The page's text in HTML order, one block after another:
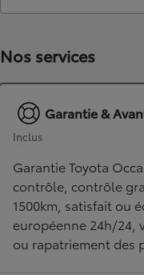
Nos services
Garantie &
Inclus
Garantie Toyota
contrôle, contrôle
1500km, satisfait ou
européenne 24h/24,
ou rapatriement des